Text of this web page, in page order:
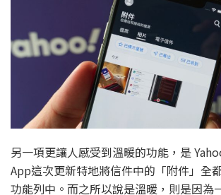
另一項更讓人感受到溫暖的功能，是
App這次更新特地將信件中的「附件」全
功能列中。而之所以說是溫暖，則是因為